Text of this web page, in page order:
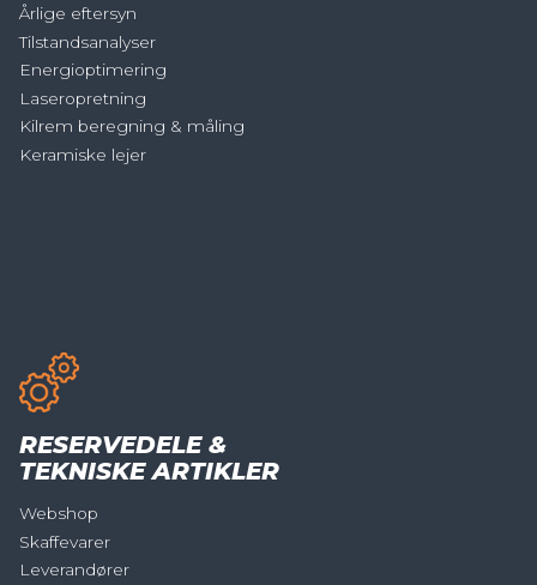
Årlige eftersyn
Tilstandsanalyser
Energioptimering
Laseropretning
Kilrem beregning & måling
Keramiske lejer
RESERVEDELE &
TEKNISKE ARTIKLER
Webshop
Skaffevarer
Leverandører